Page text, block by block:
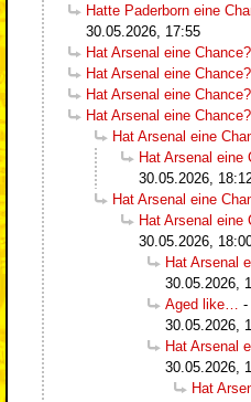
Hatte Paderborn eine
30.05.2026, 17:55
Hat Arsenal eine Chance?
Hat Arsenal eine Chance?
Hat Arsenal eine Chance?
Hat Arsenal eine Chance?
Hat Arsenal eine
Hat Arsenal eine
30.05.2026,
Hat Arsenal eine
Hat Arsenal eine
30.05.2026,
Hat Arsenal
30.05.2026,
Aged like…
-
30.05.2026,
Hat Arsenal
30.05.2026,
Hat